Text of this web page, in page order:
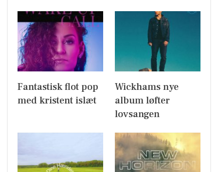
Fantastisk flot pop
med kristent islæt
Wickhams nye
album løfter
lovsangen